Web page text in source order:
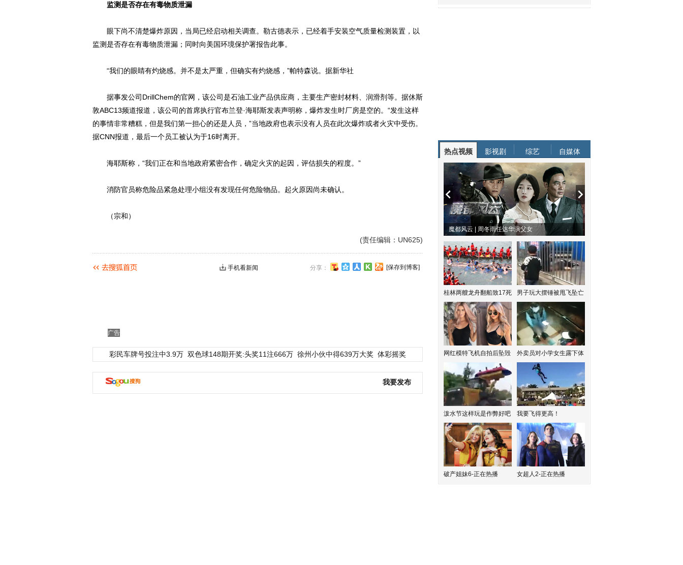
监测是否存在有毒物质泄漏
眼下尚不清楚爆炸原因，当局已经启动相关调查。勒古德表示，已经着手安装空气质量检测装置，以
监测是否存在有毒物质泄漏；同时向美国环境保护署报告此事。
“我们的眼睛有灼烧感。并不是太严重，但确实有灼烧感，”帕特森说。据新华社
据事发公司DrillChem的官网，该公司是石油工业产品供应商，主要生产密封材料、润滑剂等。据休斯
敦ABC13频道报道，该公司的首席执行官布兰登·海耶斯发表声明称，爆炸发生时厂房是空的。“发生这样
的事情非常糟糕，但是我们第一担心的还是人员，”当地政府也表示没有人员在此次爆炸或者火灾中受伤。
据CNN报道，最后一个员工被认为于16时离开。
海耶斯称，“我们正在和当地政府紧密合作，确定火灾的起因，评估损失的程度。”
消防官员称危险品紧急处理小组没有发现任何危险物品。起火原因尚未确认。
（宗和）
(责任编辑：UN625)
分享： [保存到博客]
手机看新闻
广告
彩民车牌号投注中3.9万 双色球148期开奖:头奖11注666万 徐州小伙中得639万大奖 体彩摇奖
我要发布
热点视频 影视剧 综艺 自媒体
魔都风云 | 周冬雨任达华演父女
桂林两艘龙舟翻船致17死 男子玩大摆锤被甩飞坠亡
网红模特飞机自拍后坠毁 外卖员对小学女生露下体
泼水节这样玩是作弊好吧 我要飞得更高！
破产姐妹6-正在热播 女超人2-正在热播